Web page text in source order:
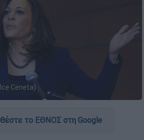
Ceneta)
το ΕΘΝΟΣ στη Google